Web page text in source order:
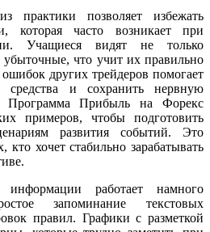
практики позволяет избежать
которая часто возникает при
Учащиеся видят не только
что учит их правильно
других трейдеров помогает
средства и сохранить нервную
Программа Прибыль на Форекс
примеров, чтобы подготовить
развития событий. Это
кто хочет стабильно зарабатывать
информации работает намного
запоминание текстовых
правил. Графики с разметкой